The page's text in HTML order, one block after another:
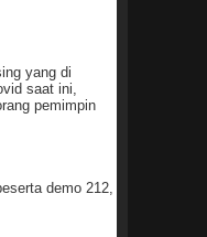
yang di
saat ini,
pemimpin
demo 212,